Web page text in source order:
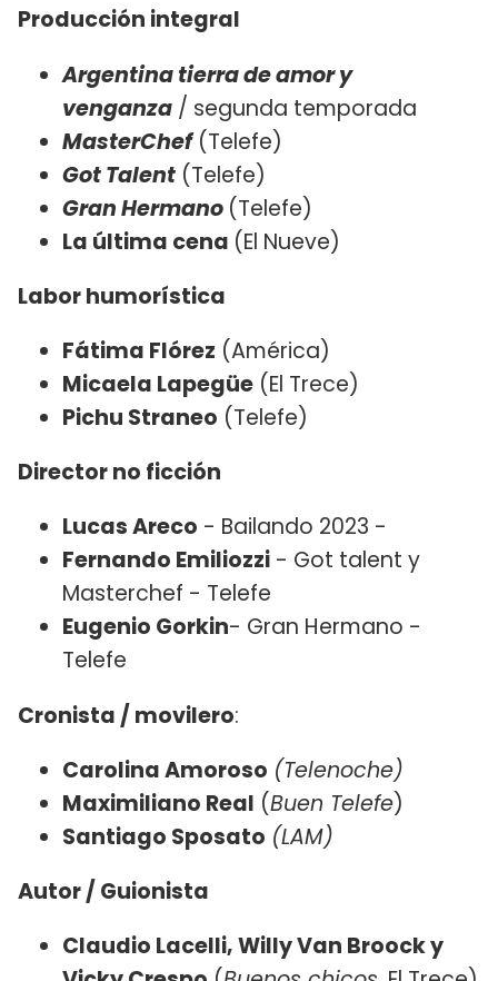
Producción integral
Argentina tierra de amor y
venganza / segunda temporada
MasterChef(Telefe)
Got Talent (Telefe)
Gran Hermano (Telefe)
La última cena (El Nueve)
Labor humorística
Fátima Flórez (América)
Micaela Lapegüe (El Trece)
Pichu Straneo (Telefe)
Director no ficción
Lucas Areco - Bailando 2023 -
Fernando Emiliozzi - Got talent y
Masterchef - Telefe
Eugenio Gorkin- Gran Hermano -
Telefe
Cronista / movilero:
Carolina Amoroso (Telenoche)
Maximiliano Real (Buen Telefe)
Santiago Sposato (LAM)
Autor / Guionista
Claudio Lacelli, Willy Van Broock y